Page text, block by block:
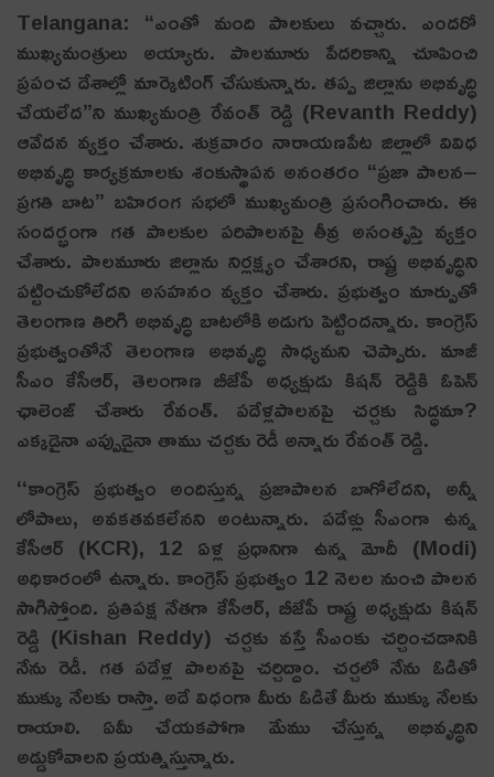
Telangana: “ఎంతో మంది పాలకులు వచ్చారు. ఎందరో
ముఖ్యమంత్రులు అయ్యారు. పాలమూరు పేదరికాన్ని చూపించి
ప్రపంచ దేశాల్లో మార్కెటింగ్ చేసుకున్నారు. తప్ప జిల్లాను అభివృద్ధి
చేయలేద”ని ముఖ్యమంత్రి రేవంత్ రెడ్డి (Revanth Reddy)
ఆవేదన వ్యక్తం చేశారు. శుక్ర‌వారం నారాయణపేట జిల్లాలో వివిధ
అభివృద్ధి కార్యక్రమాలకు శంకుస్థాపన అనంతరం “ప్రజా పాలన–
ప్రగతి బాట” బహిరంగ సభలో ముఖ్యమంత్రి ప్రసంగించారు. ఈ
సంద‌ర్భంగా గత పాలకుల పరిపాలనపై తీవ్ర అసంతృప్తి వ్యక్తం
చేశారు. పాలమూరు జిల్లాను నిర్లక్ష్యం చేశారని, రాష్ట్ర అభివృద్ధిని
పట్టించుకోలేదని అసహనం వ్యక్తం చేశారు. ప్రభుత్వం మార్పుతో
తెలంగాణ తిరిగి అభివృద్ధి బాటలోకి అడుగు పెట్టిందన్నారు. కాంగ్రెస్
ప్రభుత్వంతోనే తెలంగాణ అభివృద్ధి సాధ్యమని చెప్పారు. మాజీ
సీఎం కేసీఆర్, తెలంగాణ బీజేపీ అధ్యక్షుడు కిషన్ రెడ్డికి ఓపెన్
ఛాలెంజ్ చేశారు రేవంత్. పదేళ్లపాలనపై చర్చకు సిద్ధమా?
ఎక్కడైనా ఎప్పుడైనా తాము చర్చకు రెడీ అన్నారు రేవంత్ రెడ్డి.
‘‘కాంగ్రెస్ ప్రభుత్వం అందిస్తున్న ప్రజాపాలన బాగోలేదని, అన్నీ
లోపాలు, అవకతవకలేనని అంటున్నారు. పదేళ్లు సీఎంగా ఉన్న
కేసీఆర్ (KCR), 12 ఏళ్ల ప్రధానిగా ఉన్న మోదీ (Modi)
అధికారంలో ఉన్నారు. కాంగ్రెస్ ప్రభుత్వం 12 నెలల నుంచి పాలన
సాగిస్తోంది. ప్రతిపక్ష నేతగా కేసీఆర్, బీజేపీ రాష్ట్ర అధ్యక్షుడు కిషన్
రెడ్డి (Kishan Reddy) చర్చకు వస్తే సీఎంకు చర్చించడానికి
నేను రెడీ. గత పదేళ్ల పాలనపై చర్చిద్దాం. చర్చలో నేను ఓడితో
ముక్కు నేలకు రాస్తా. అదే విధంగా మీరు ఓడితే మీరు ముక్కు నేలకు
రాయాలి. ఏమీ చేయకపోగా మేము చేస్తున్న అభివృద్ధిని
అడ్డుకోవాలని ప్రయత్నిస్తున్నారు.